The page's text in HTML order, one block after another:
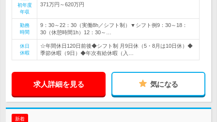
初年度
年収
371万円～620万円
勤務
時間
9：30～22：30（実働8h／シフト制）▼シフト例9：30～18：
30（休憩時間1h）12：30～…
休日
休暇
☆年間休日120日前後◆シフト制 月9日休（5・8月は10日休）◆
季節休暇（9日）◆年次有給休暇（入…
求人詳細を見る 気になる
新着